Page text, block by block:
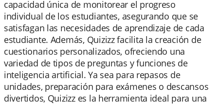
capacidad única de monitorear el progreso
individual de los estudiantes, asegurando que se
satisfagan las necesidades de aprendizaje de cada
estudiante. Además, Quizizz facilita la creación de
cuestionarios personalizados, ofreciendo una
variedad de tipos de preguntas y funciones de
inteligencia artificial. Ya sea para repasos de
unidades, preparación para exámenes o descansos
divertidos, Quizizz es la herramienta ideal para una